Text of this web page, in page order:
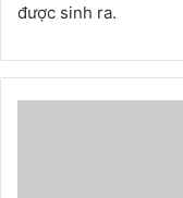
được sinh ra.